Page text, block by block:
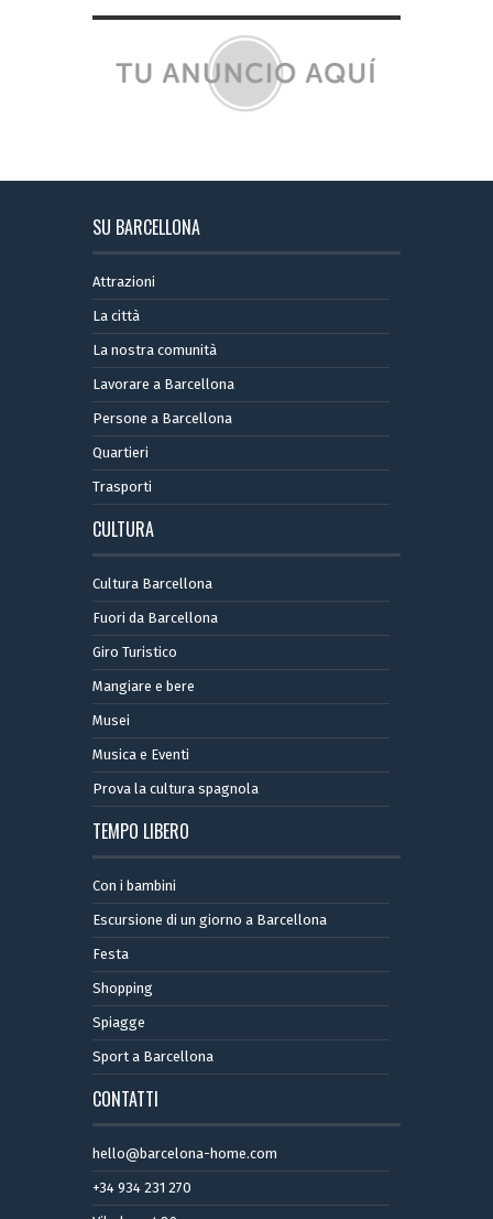
SU BARCELLONA
Attrazioni
La città
La nostra comunità
Lavorare a Barcellona
Persone a Barcellona
Quartieri
Trasporti
CULTURA
Cultura Barcellona
Fuori da Barcellona
Giro Turistico
Mangiare e bere
Musei
Musica e Eventi
Prova la cultura spagnola
TEMPO LIBERO
Con i bambini
Escursione di un giorno a Barcellona
Festa
Shopping
Spiagge
Sport a Barcellona
CONTATTI
hello@barcelona-home.com
+34 934 231 270